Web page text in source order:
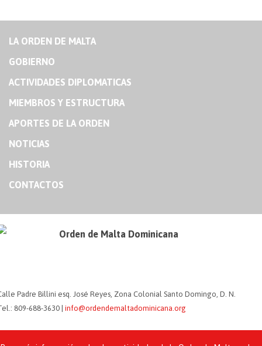
LA ORDEN DE MALTA
GOBIERNO
ACTIVIDADES DIPLOMATICAS
MIEMBROS Y ESTRUCTURA
APORTES DE LA ORDEN
NOTICIAS
HISTORIA
CONTACTOS
Orden de Malta Dominicana
Padre Billini esq. José Reyes, Zona Colonial Santo Domingo, D. N.
809-688-3630 | info@ordendemaltadominicana.org